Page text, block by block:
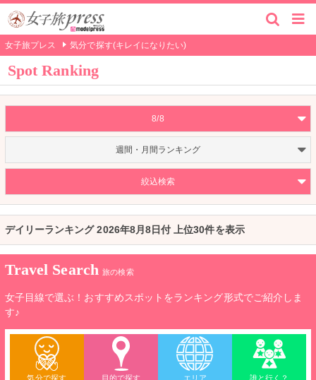
女子旅プレス 気分で探す(キレイになりたい)
Spot Ranking
8/8
週間・月間ランキング
絞込検索
デイリーランキング 2026年8月8日付 上位30件を表示
Travel Search 旅の検索
女子目線で選ぶ！おすすめスポットをランキング形式でご紹介しま
す♪
気分で探す 目的で探す エリア 誰と行く？